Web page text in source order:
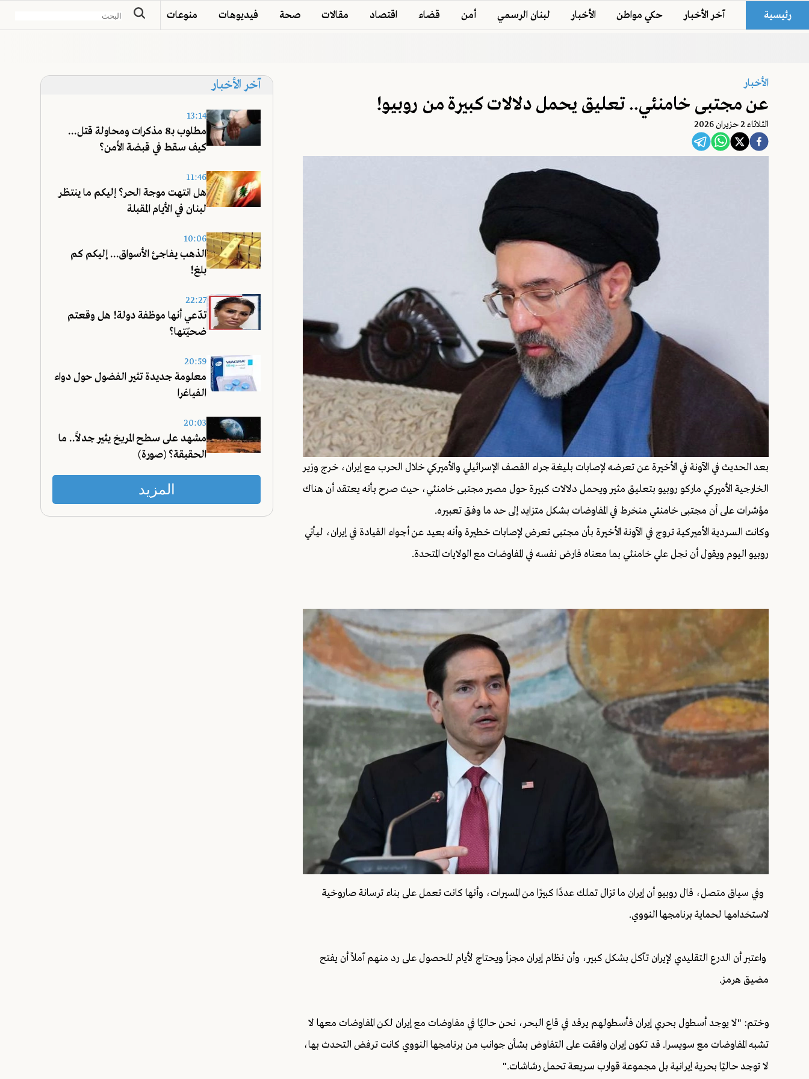
رئيسية آخر الأخبار حكي مواطن الأخبار لبنان الرسمي أمن قضاء اقتصاد مقالات صحة فيديوهات منوعات
الأخبار
عن مجتبى خامنئي.. تعليق يحمل دلالات كبيرة من روبيو!
الثلاثاء 2 حزيران 2026
بعد الحديث في الآونة في الأخيرة عن تعرضه لإصابات بليغة جراء القصف الإسرائيلي والأميركي خلال الحرب مع إيران، خرج وزير
الخارجية الأميركي ماركو روبيو بتعليق مثير ويحمل دلالات كبيرة حول مصير مجتبى خامنئي، حيث صرح بأنه يعتقد أن هناك
مؤشرات على أن مجتبى خامنئي منخرط في المفاوضات بشكل متزايد إلى حد ما وفق تعبيره.
وكانت السردية الأميركية تروج في الآونة الأخيرة بأن مجتبى تعرض لإصابات خطيرة وأنه بعيد عن أجواء القيادة في إيران، ليأتي
روبيو اليوم ويقول أن نجل علي خامنئي بما معناه فارض نفسه في المفاوضات مع الولايات المتحدة.
وفي سياق متصل، قال روبيو أن إيران ما تزال تملك عددًا كبيرًا من المسيرات، وأنها كانت تعمل على بناء ترسانة صاروخية
لاستخدامها لحماية برنامجها النووي.
واعتبر أن الدرع التقليدي لإيران تآكل بشكل كبير، وأن نظام إيران مجزأ ويحتاج لأيام للحصول على رد منهم آملاً أن يفتح
مضيق هرمز.
وختم: "لا يوجد أسطول بحري إيران فأسطولهم يرقد في قاع البحر، نحن حاليًا في مفاوضات مع إيران لكن المفاوضات معها لا
تشبه المفاوضات مع سويسرا. قد تكون إيران وافقت على التفاوض بشأن جوانب من برنامجها النووي كانت ترفض التحدث بها،
لا توجد حاليًا بحرية إيرانية بل مجموعة قوارب سريعة تحمل رشاشات."
آخر الأخبار
13:14
مطلوب بـ8 مذكرات ومحاولة قتل...
كيف سقط في قبضة الأمن؟
11:46
هل انتهت موجة الحر؟ إليكم ما ينتظر
لبنان في الأيام المقبلة
10:06
الذهب يفاجئ الأسواق... إليكم كم
بلغ!
22:27
تدّعي أنها موظفة دولة! هل وقعتم
ضحيّتها؟
20:59
معلومة جديدة تثير الفضول حول دواء
الفياغرا
20:03
مشهد على سطح المريخ يثير جدلاً.. ما
الحقيقة؟ (صورة)
المزيد